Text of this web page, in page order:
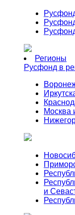
Регионы
Русфонд в
Москва
и